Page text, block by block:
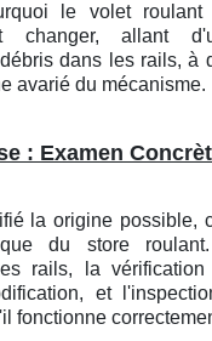
le volet
changer, allant
dans les rails, à
avarié du mécanisme.
: Examen
la origine possible,
du store
rails, la
et
fonctionne